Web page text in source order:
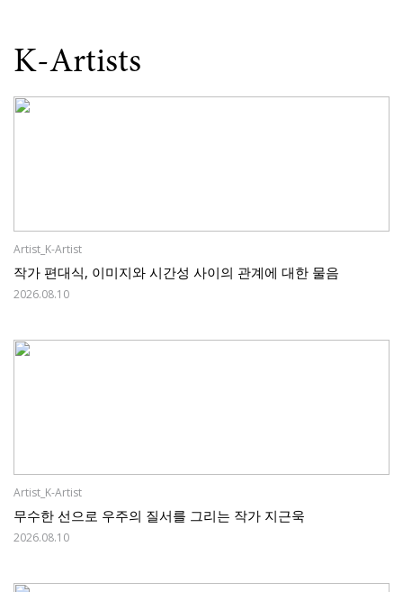
K-Artists
Artist_K-Artist
작가 편대식, 이미지와 시간성 사이의 관계에 대한 물음
2026.08.10
Artist_K-Artist
무수한 선으로 우주의 질서를 그리는 작가 지근욱
2026.08.10